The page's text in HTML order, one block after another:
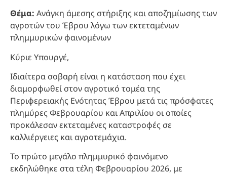
Θέμα: Ανάγκη άμεσης στήριξης και αποζημίωσης των
αγροτών του Έβρου λόγω των εκτεταμένων
πλημμυρικών φαινομένων
Κύριε Υπουργέ,
Ιδιαίτερα σοβαρή είναι η κατάσταση που έχει
διαμορφωθεί στον αγροτικό τομέα της
Περιφερειακής Ενότητας Έβρου μετά τις πρόσφατες
πλημύρες Φεβρουαρίου και Απριλίου οι οποίες
προκάλεσαν εκτεταμένες καταστροφές σε
καλλιέργειες και αγροτεμάχια.
Το πρώτο μεγάλο πλημμυρικό φαινόμενο
εκδηλώθηκε στα τέλη Φεβρουαρίου 2026, με